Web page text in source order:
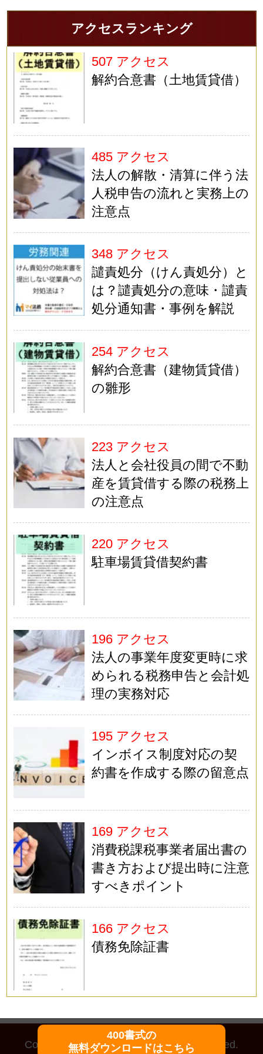
アクセスランキング
507 アクセス
解約合意書（土地賃貸借）
485 アクセス
法人の解散・清算に伴う法
人税申告の流れと実務上の
注意点
348 アクセス
譴責処分（けん責処分）と
は？譴責処分の意味・譴責
処分通知書・事例を解説
254 アクセス
解約合意書（建物賃貸借）
の雛形
223 アクセス
法人と会社役員の間で不動
産を賃貸借する際の税務上
の注意点
220 アクセス
駐車場賃貸借契約書
196 アクセス
法人の事業年度変更時に求
められる税務申告と会計処
理の実務対応
195 アクセス
インボイス制度対応の契
約書を作成する際の留意点
169 アクセス
消費税課税事業者届出書の
書き方および提出時に注意
すべきポイント
166 アクセス
債務免除証書
Copyright (C) マイ法務 All Rights Reserved.
400書式の
無料ダウンロードはこちら